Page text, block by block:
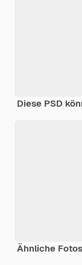
Diese PSD
Ähnliche Fotos